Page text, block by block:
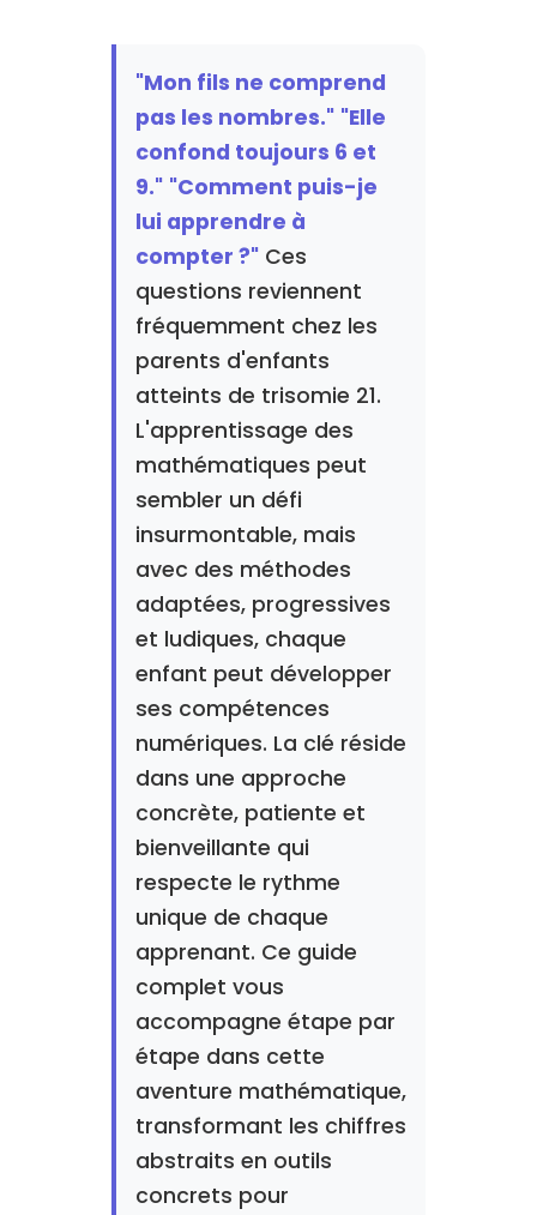
"Mon fils ne comprend
pas les nombres." "Elle
confond toujours 6 et
9." "Comment puis-je
lui apprendre à
compter ?"Ces
questions reviennent
fréquemment chez les
parents d'enfants
atteints de trisomie 21.
L'apprentissage des
mathématiques peut
sembler un défi
insurmontable, mais
avec des méthodes
adaptées, progressives
et ludiques, chaque
enfant peut développer
ses compétences
numériques. La clé réside
dans une approche
concrète, patiente et
bienveillante qui
respecte le rythme
unique de chaque
apprenant. Ce guide
complet vous
accompagne étape par
étape dans cette
aventure mathématique,
transformant les chiffres
abstraits en outils
concrets pour